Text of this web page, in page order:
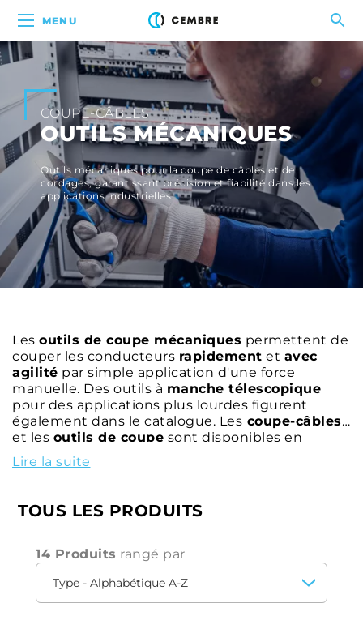
MENU
COUPE-CÂBLES
OUTILS MÉCANIQUES
Outils mécaniques pour la coupe de câbles et de
cordages, garantissant précision et fiabilité dans les
applications industrielles
Les outils de coupe mécaniques permettent de
couper les conducteurs rapidement et avec
agilité par simple application d'une force
manuelle. Des outils à manche télescopique
pour des applications plus lourdes figurent
également dans le catalogue. Les coupe-câbles
et les outils de coupe sont disponibles en
différents modèles pour s'adapter aux
applications avec des
Lire la suite
TOUS LES PRODUITS
14 Produits rangé par